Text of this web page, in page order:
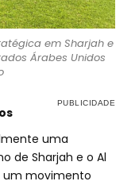
em Sharjah e
Árabes Unidos
uma
de Sharjah e o Al
um movimento